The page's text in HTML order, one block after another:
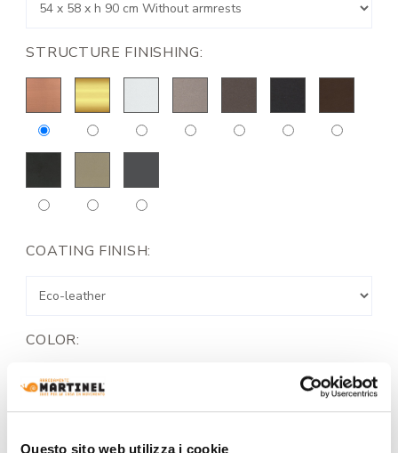
Questo sito web utilizza i cookie
STRUCTURE FINISHING:
COATING FINISH:
COLOR: